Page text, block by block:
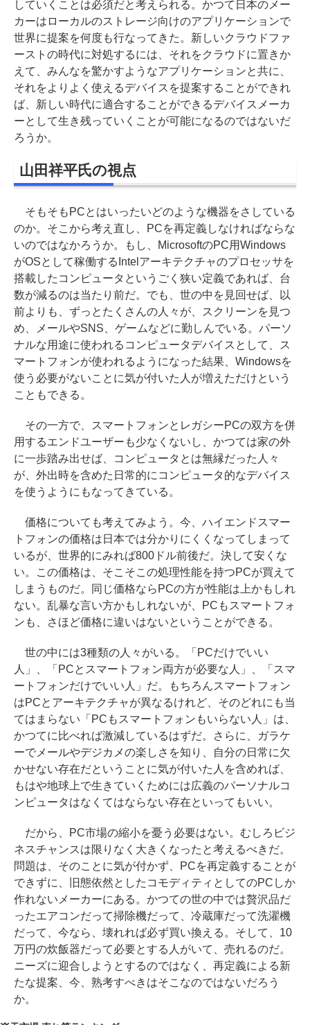
していくことは必須だと考えられる。かつて日本のメー
カーはローカルのストレージ向けのアプリケーションで
世界に提案を何度も行なってきた。新しいクラウドファ
ーストの時代に対処するには、それをクラウドに置きか
えて、みんなを驚かすようなアプリケーションと共に、
それをよりよく使えるデバイスを提案することができれ
ば、新しい時代に適合することができるデバイスメーカ
ーとして生き残っていくことが可能になるのではないだ
ろうか。
山田祥平氏の視点
そもそもPCとはいったいどのような機器をさしている
のか。そこから考え直し、PCを再定義しなければならな
いのではなかろうか。もし、MicrosoftのPC用Windows
がOSとして稼働するIntelアーキテクチャのプロセッサを
搭載したコンピュータというごく狭い定義であれば、台
数が減るのは当たり前だ。でも、世の中を見回せば、以
前よりも、ずっとたくさんの人々が、スクリーンを見つ
め、メールやSNS、ゲームなどに勤しんでいる。パーソ
ナルな用途に使われるコンピュータデバイスとして、ス
マートフォンが使われるようになった結果、Windowsを
使う必要がないことに気が付いた人が増えただけという
こともできる。
その一方で、スマートフォンとレガシーPCの双方を併
用するエンドユーザーも少なくないし、かつては家の外
に一歩踏み出せば、コンピュータとは無縁だった人々
が、外出時を含めた日常的にコンピュータ的なデバイス
を使うようにもなってきている。
価格についても考えてみよう。今、ハイエンドスマー
トフォンの価格は日本では分かりにくくなってしまって
いるが、世界的にみれば800ドル前後だ。決して安くな
い。この価格は、そこそこの処理性能を持つPCが買えて
しまうものだ。同じ価格ならPCの方が性能は上かもしれ
ない。乱暴な言い方かもしれないが、PCもスマートフォ
ンも、さほど価格に違いはないということができる。
世の中には3種類の人々がいる。「PCだけでいい
人」、「PCとスマートフォン両方が必要な人」、「スマ
ートフォンだけでいい人」だ。もちろんスマートフォン
はPCとアーキテクチャが異なるけれど、そのどれにも当
てはまらない「PCもスマートフォンもいらない人」は、
かつてに比べれば激減しているはずだ。さらに、ガラケ
ーでメールやデジカメの楽しさを知り、自分の日常に欠
かせない存在だということに気が付いた人を含めれば、
もはや地球上で生きていくためには広義のパーソナルコ
ンピュータはなくてはならない存在といってもいい。
だから、PC市場の縮小を憂う必要はない。むしろビジ
ネスチャンスは限りなく大きくなったと考えるべきだ。
問題は、そのことに気が付かず、PCを再定義することが
できずに、旧態依然としたコモディティとしてのPCしか
作れないメーカーにある。かつての世の中では贅沢品だ
ったエアコンだって掃除機だって、冷蔵庫だって洗濯機
だって、今なら、壊れれば必ず買い換える。そして、10
万円の炊飯器だって必要とする人がいて、売れるのだ。
ニーズに迎合しようとするのではなく、再定義による新
たな提案、今、熟考すべきはそこなのではないだろう
か。